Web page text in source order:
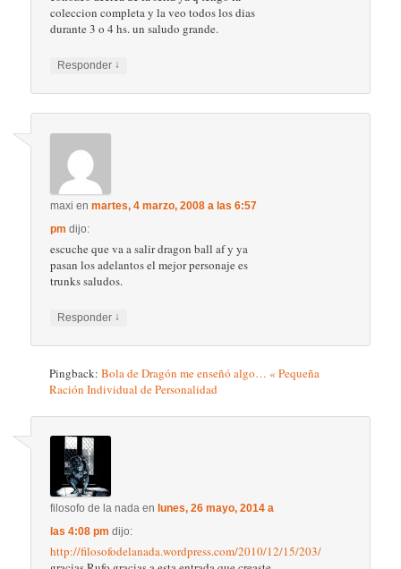
coleccion completa y la veo todos los dias
durante 3 o 4 hs. un saludo grande.
Responder ↓
maxi enmartes, 4 marzo, 2008 a las 6:57
pm dijo:
escuche que va a salir dragon ball af y ya
pasan los adelantos el mejor personaje es
trunks saludos.
Responder ↓
Pingback:Bola de Dragón me enseñó algo… « Pequeña
Ración Individual de Personalidad
filosofo de la nada en lunes, 26 mayo, 2014 a
las 4:08 pm dijo:
http://filosofodelanada.wordpress.com/2010/12/15/203/